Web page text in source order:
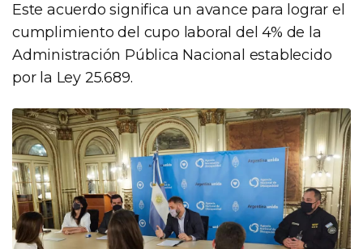
Este acuerdo significa un avance para lograr el
cumplimiento del cupo laboral del 4% de la
Administración Pública Nacional establecido
por la Ley 25.689.